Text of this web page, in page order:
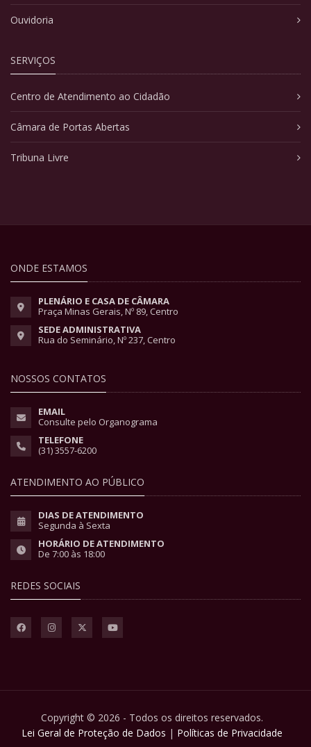
Ouvidoria
SERVIÇOS
Centro de Atendimento ao Cidadão
Câmara de Portas Abertas
Tribuna Livre
ONDE ESTAMOS
PLENÁRIO E CASA DE CÂMARA
Praça Minas Gerais, Nº 89, Centro
SEDE ADMINISTRATIVA
Rua do Seminário, Nº 237, Centro
NOSSOS CONTATOS
EMAIL
Consulte pelo Organograma
TELEFONE
(31) 3557-6200
ATENDIMENTO AO PÚBLICO
DIAS DE ATENDIMENTO
Segunda à Sexta
HORÁRIO DE ATENDIMENTO
De 7:00 às 18:00
REDES SOCIAIS
Copyright © 2026 - Todos os direitos reservados.
Lei Geral de Proteção de Dados | Políticas de Privacidade